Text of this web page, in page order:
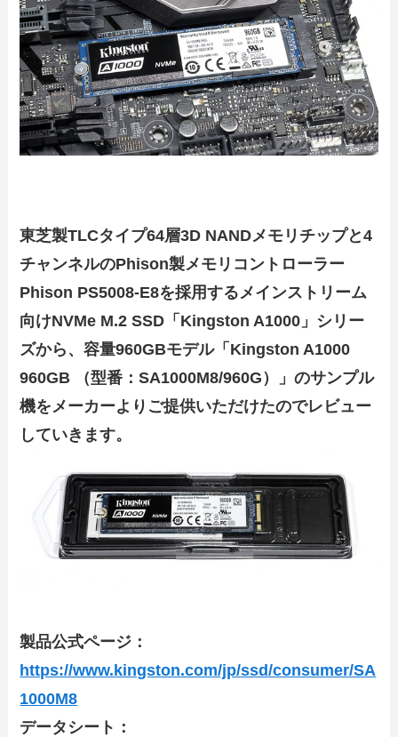
東芝製TLCタイプ64層3D NANDメモリチップと4
チャンネルのPhison製メモリコントローラー
Phison PS5008-E8を採用するメインストリーム
向けNVMe M.2 SSD「Kingston A1000」シリー
ズから、容量960GBモデル「Kingston A1000
960GB （型番：SA1000M8/960G）」のサンプル
機をメーカーよりご提供いただけたのでレビュー
していきます。
製品公式ページ：
https://www.kingston.com/jp/ssd/consumer/SA
1000M8
データシート：